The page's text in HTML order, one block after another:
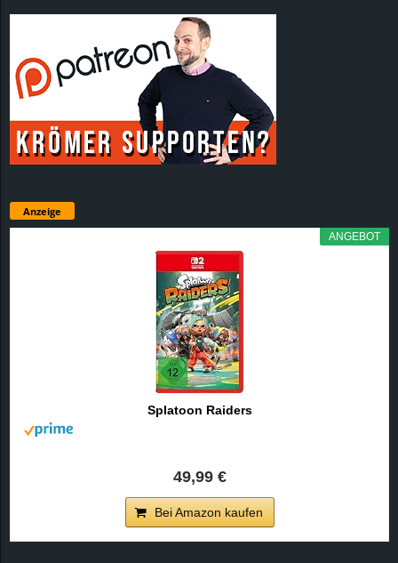
Anzeige
ANGEBOT
Splatoon Raiders
49,99 €
Bei Amazon kaufen